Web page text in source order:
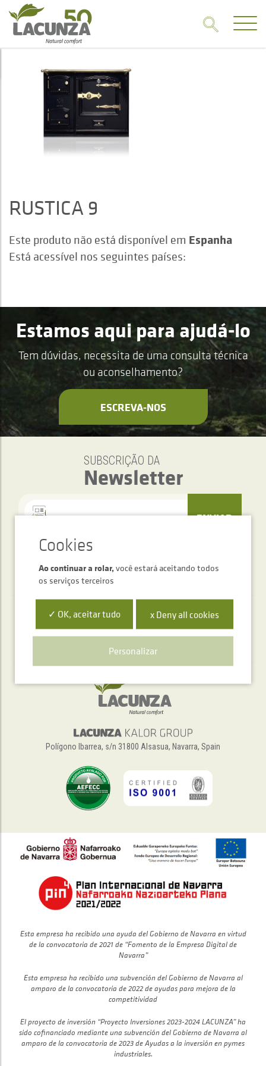
RUSTICA 9
Este produto não está disponível em Espanha
Está acessível nos seguintes países:
Estamos aqui para ajudá-lo
Tem dúvidas, necessita de uma consulta técnica
ou aconselhamento?
ESCREVA-NOS
SUBSCRIÇÃO DA
Newsletter
ENVIAR
Serviço de atendimento telefónico
+34 948 563 511
Polígono Ibarrea, s/n 31800 Alsasua, Navarra, Spain
Esta empresa ha recibido una ayuda del Gobierno de Navarra en virtud
de la convocatoria de 2021 de “Fomento de la Empresa Digital de
Navarra”
Esta empresa ha recibido una subvención del Gobierno de Navarra al
amparo de la convocatoria de 2022 de ayudas para mejora de la
competitividad
El proyecto de inversión “Proyecto Inversiones 2023-2024 LACUNZA” ha
sido cofinanciado mediante una subvención del Gobierno de Navarra al
amparo de la convocatoria de 2023 de Ayudas a la inversión en pymes
industriales.
Ao continuar a rolar,você estará aceitando todos
os serviços terceiros
✓ OK, aceitar tudo x Deny all cookies
Personalizar